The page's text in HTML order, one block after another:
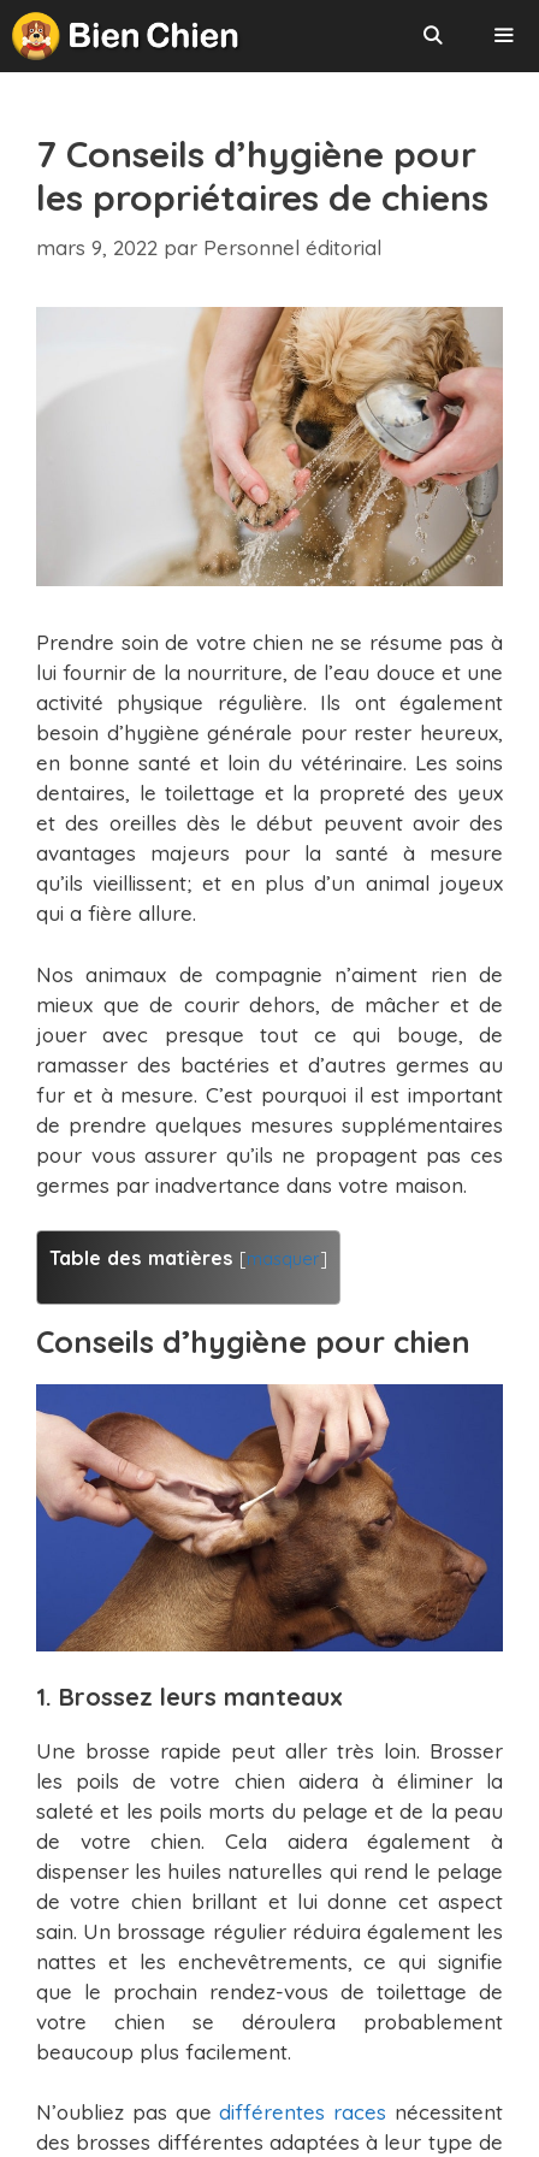
Aller
au
contenu
7 Conseils d’hygiène pour
les propriétaires de chiens
mars 9, 2022 par Personnel éditorial
Prendre soin de votre chien ne se résume pas à
lui fournir de la nourriture, de l’eau douce et une
activité physique régulière. Ils ont également
besoin d’hygiène générale pour rester heureux,
en bonne santé et loin du vétérinaire. Les soins
dentaires, le toilettage et la propreté des yeux
et des oreilles dès le début peuvent avoir des
avantages majeurs pour la santé à mesure
qu’ils vieillissent; et en plus d’un animal joyeux
qui a fière allure.
Nos animaux de compagnie n’aiment rien de
mieux que de courir dehors, de mâcher et de
jouer avec presque tout ce qui bouge, de
ramasser des bactéries et d’autres germes au
fur et à mesure. C’est pourquoi il est important
de prendre quelques mesures supplémentaires
pour vous assurer qu’ils ne propagent pas ces
germes par inadvertance dans votre maison.
Table des matières [masquer]
Conseils d’hygiène pour chien
1. Brossez leurs manteaux
Une brosse rapide peut aller très loin. Brosser
les poils de votre chien aidera à éliminer la
saleté et les poils morts du pelage et de la peau
de votre chien. Cela aidera également à
dispenser les huiles naturelles qui rend le pelage
de votre chien brillant et lui donne cet aspect
sain. Un brossage régulier réduira également les
nattes et les enchevêtrements, ce qui signifie
que le prochain rendez-vous de toilettage de
votre chien se déroulera probablement
beaucoup plus facilement.
N’oubliez pas quedifférentes races nécessitent
des brosses différentes adaptées à leur type de